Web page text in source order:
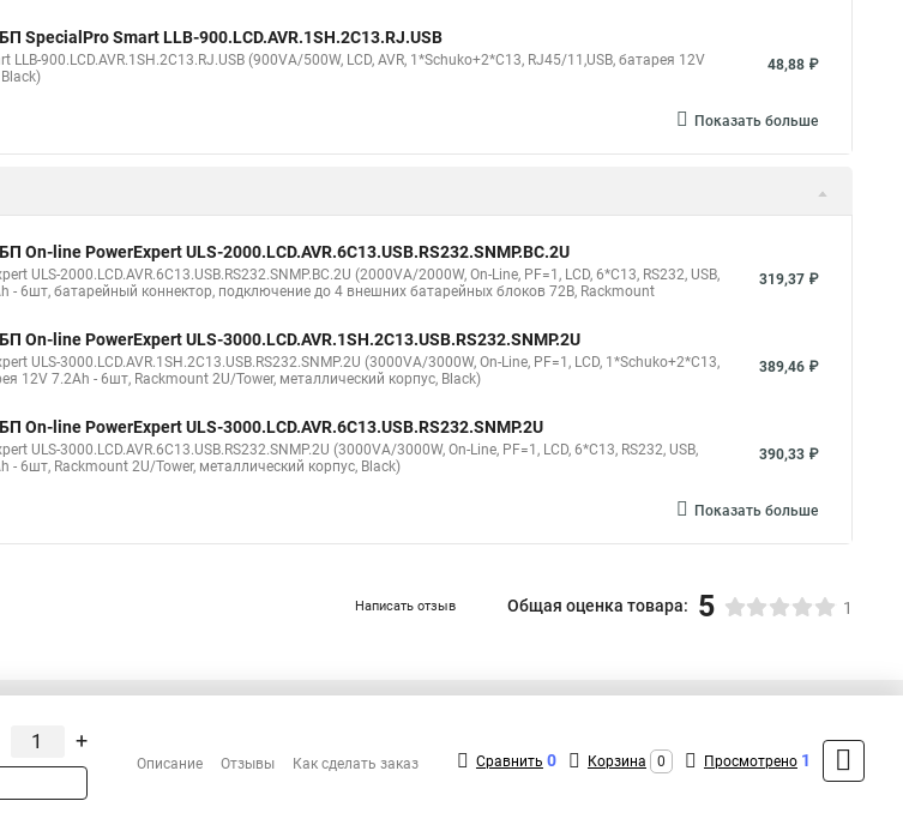
SpecialPro Smart LLB-900.LCD.AVR.1SH.2C13.RJ.USB
900.LCD.AVR.1SH.2C13.RJ.USB (900VA/500W, LCD, AVR, 1*Schuko+2*C13, RJ45/11,USB, батарея 12V
48,88 ₽
Показать больше
On-line PowerExpert ULS-2000.LCD.AVR.6C13.USB.RS232.SNMP.BC.2U
ULS-2000.LCD.AVR.6C13.USB.RS232.SNMP.BC.2U (2000VA/2000W, On-Line, PF=1, LCD, 6*C13, RS232, USB,
- 6шт, батарейный коннектор, подключение до 4 внешних батарейных блоков 72В, Rackmount
319,37 ₽
On-line PowerExpert ULS-3000.LCD.AVR.1SH.2C13.USB.RS232.SNMP.2U
ULS-3000.LCD.AVR.1SH.2C13.USB.RS232.SNMP.2U (3000VA/3000W, On-Line, PF=1, LCD, 1*Schuko+2*C13,
12V 7.2Ah - 6шт, Rackmount 2U/Tower, металлический корпус, Black)
389,46 ₽
On-line PowerExpert ULS-3000.LCD.AVR.6C13.USB.RS232.SNMP.2U
ULS-3000.LCD.AVR.6C13.USB.RS232.SNMP.2U (3000VA/3000W, On-Line, PF=1, LCD, 6*C13, RS232, USB,
- 6шт, Rackmount 2U/Tower, металлический корпус, Black)
390,33 ₽
Показать больше
Написать отзыв Общая оценка товара: 5 1
Сотрудничество
+7 (495) 432-41-41
MAX: +7 (936) 132-34-54
+
Описание Отзывы Как сделать заказ Сравнить 0 Корзина 0 Просмотрено 1